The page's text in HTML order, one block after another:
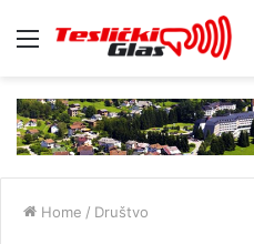
Menu
Home / Društvo